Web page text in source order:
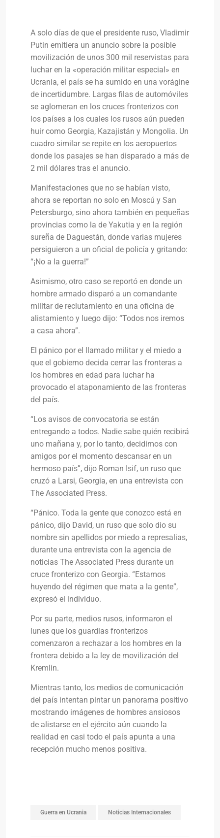
A solo días de que el presidente ruso, Vladimir
Putin emitiera un anuncio sobre la posible
movilización de unos 300 mil reservistas para
luchar en la «operación militar especial» en
Ucrania, el país se ha sumido en una vorágine
de incertidumbre. Largas filas de automóviles
se aglomeran en los cruces fronterizos con
los países a los cuales los rusos aún pueden
huir como Georgia, Kazajistán y Mongolia. Un
cuadro similar se repite en los aeropuertos
donde los pasajes se han disparado a más de
2 mil dólares tras el anuncio.
Manifestaciones que no se habían visto,
ahora se reportan no solo en Moscú y San
Petersburgo, sino ahora también en pequeñas
provincias como la de Yakutia y en la región
sureña de Daguestán, donde varias mujeres
persiguieron a un oficial de policía y gritando:
“¡No a la guerra!”
Asimismo, otro caso se reportó en donde un
hombre armado disparó a un comandante
militar de reclutamiento en una oficina de
alistamiento y luego dijo: “Todos nos iremos
a casa ahora”.
El pánico por el llamado militar y el miedo a
que el gobierno decida cerrar las fronteras a
los hombres en edad para luchar ha
provocado el ataponamiento de las fronteras
del país.
“Los avisos de convocatoria se están
entregando a todos. Nadie sabe quién recibirá
uno mañana y, por lo tanto, decidimos con
amigos por el momento descansar en un
hermoso país”, dijo Roman Isif, un ruso que
cruzó a Larsi, Georgia, en una entrevista con
The Associated Press.
“Pánico. Toda la gente que conozco está en
pánico, dijo David, un ruso que solo dio su
nombre sin apellidos por miedo a represalias,
durante una entrevista con la agencia de
noticias The Associated Press durante un
cruce fronterizo con Georgia. “Estamos
huyendo del régimen que mata a la gente”,
expresó el individuo.
Por su parte, medios rusos, informaron el
lunes que los guardias fronterizos
comenzaron a rechazar a los hombres en la
frontera debido a la ley de movilización del
Kremlin.
Mientras tanto, los medios de comunicación
del país intentan pintar un panorama positivo
mostrando imágenes de hombres ansiosos
de alistarse en el ejército aún cuando la
realidad en casi todo el país apunta a una
recepción mucho menos positiva.
Guerra en Ucrania Noticias Internacionales